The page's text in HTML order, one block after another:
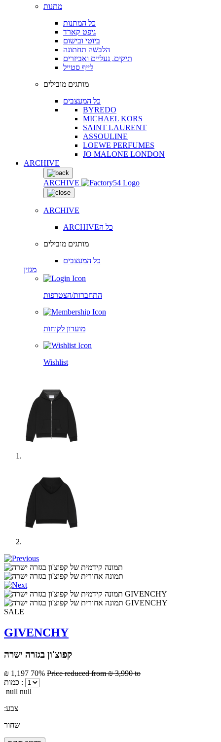
מתנות
כל המתנות
גיפט קארד
ביוטי ובישום
הלבשה תחתונה
תיקים, נעליים ואביזרים
לייף סטייל
מותגים מובילים
כל המעצבים
BYREDO
MICHAEL KORS
SAINT LAURENT
ASSOULINE
LOEWE PERFUMES
JO MALONE LONDON
ARCHIVE
ARCHIVE
ARCHIVE
ARCHIVEכל ה
מותגים מובילים
כל המעצבים
מגזין
התחברות/הצטרפות
מועדון לקוחות
Wishlist
SALE
GIVENCHY
קפוצ'ון בגזרה ישרה
₪ 1,197 70% Price reduced from₪ 3,990 to
כמות :
null null
:צבע
שחור